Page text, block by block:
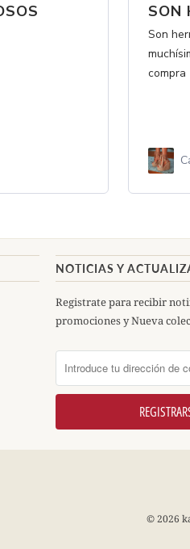
SON
Son
compra
NOTICIAS Y
Registrate para recibir
promociones y Nueva
© 2026